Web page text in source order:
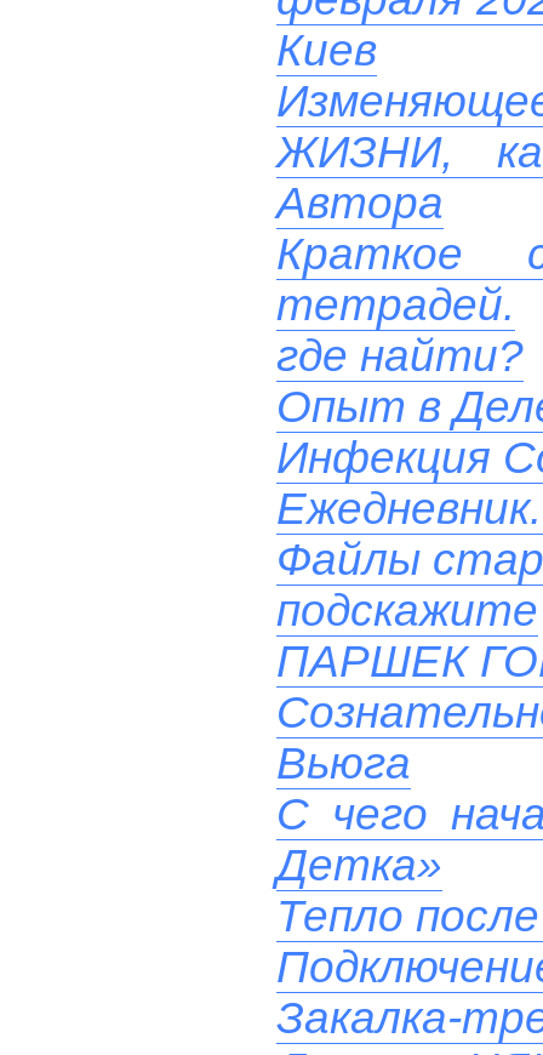
Киев
ЖИЗНИ,
Автора
Краткое
тетрадей.
где найти?
Опыт в
Инфекция
Файлы
подскажите
ПАРШЕК
Вьюга
С чего
Детка»
Тепло
Закалка-